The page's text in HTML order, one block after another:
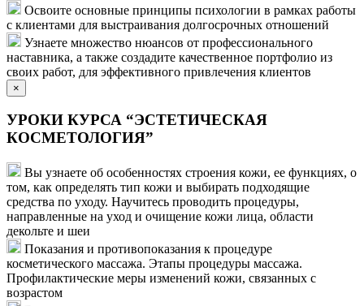
Освоите основные принципы психологии в рамках работы
с клиентами для выстраивания долгосрочных отношений
Узнаете множество нюансов от профессионального
наставника, а также создадите качественное портфолио из
своих работ, для эффективного привлечения клиентов
×
УРОКИ КУРСА “ЭСТЕТИЧЕСКАЯ
КОСМЕТОЛОГИЯ”
Вы узнаете об особенностях строения кожи, ее функциях, о
том, как определять тип кожи и выбирать подходящие
средства по уходу. Научитесь проводить процедуры,
направленные на уход и очищение кожи лица, области
декольте и шеи
Показания и противопоказания к процедуре
косметического массажа. Этапы процедуры массажа.
Профилактические меры изменений кожи, связанных с
возрастом